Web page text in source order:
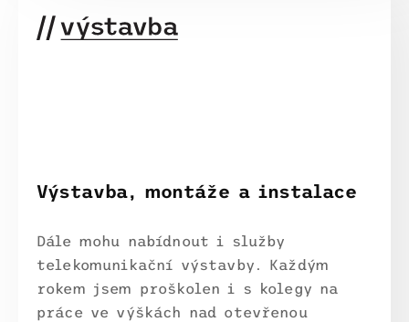
Výstavba, montáže a instalace
Dále mohu nabídnout i služby
telekomunikační výstavby. Každým
rokem jsem proškolen i s kolegy na
práce ve výškách nad otevřenou